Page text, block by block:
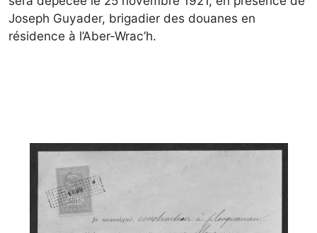
Joseph Guyader, brigadier des douanes en
résidence à l’Aber-Wrac’h.